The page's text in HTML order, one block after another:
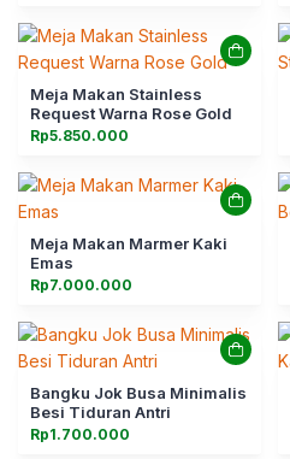
Meja Makan Stainless
Request Warna Rose Gold
Rp5.850.000
Meja Makan Marmer Kaki
Emas
Rp7.000.000
Bangku Jok Busa Minimalis
Besi Tiduran Antri
Rp1.700.000